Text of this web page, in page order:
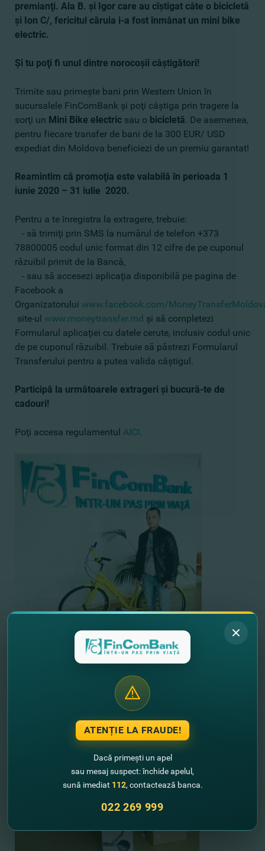
premianţi. Ala B. şi Igor care au cîştigat câte o bicicletă
şi Ion C/, fericitul căruia i-a fost înmânat un mini bike
electric.
Şi tu poţi fi unul dintre norocoşii câştigători!
Trimite sau primeşte bani prin Western Union în
sucursalele FinComBank şi poţi câştiga prin tragere la
sorţi un Mini Bike electric sau o bicicletă. De asemenea,
pentru fiecare transfer de bani de la 300 EUR/ USD
expediat din Moldova beneficiezi de un premiu garantat!
Reamintim că promoţia este valabilă în perioada 1
iunie 2020 – 31 iulie 2020.
Pentru a te înregistra la extragere, trebuie:
- să trimiţi prin SMS la numărul de telefon +373
78800005 codul unic format din 12 cifre de pe cuponul
răzuibil primit de la Bancă,
- sau să accesezi aplicaţia disponibilă pe pagina de
Facebook a
Organizatorului www.facebook.com/
site-ul www.moneytransfer.md şi să completezi
Formularul aplicaţiei cu datele cerute, inclusiv codul unic
de pe cuponul răzuibil. Trebuie să păstrezi Formularul
Transferului pentru a putea valida câştigul.
Participă la următoarele extrageri şi bucură-te de
cadouri!
Poţi accesa regulamentul AICI.
ATENȚIE LA FRAUDE!
Dacă primești un apel
sau mesaj suspect: închide apelul,
sună imediat 112, contactează banca.
022 269 999